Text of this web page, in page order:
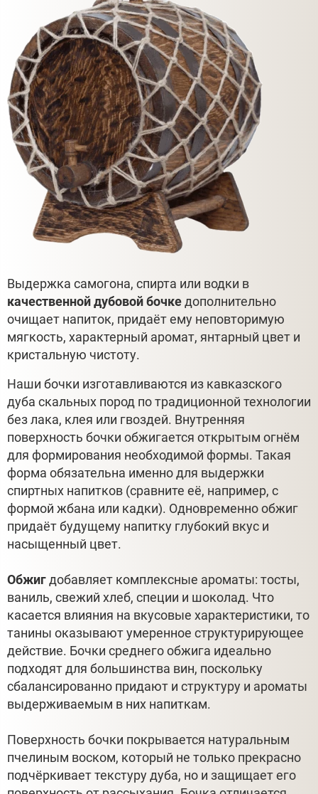
Выдержка самогона, спирта или водки в
качественной дубовой бочкедополнительно
очищает напиток, придаёт ему неповторимую
мягкость, характерный аромат, янтарный цвет и
кристальную чистоту.
Наши бочки изготавливаются из кавказского
дуба скальных пород по традиционной технологии
без лака, клея или гвоздей. Внутренняя
поверхность бочки обжигается открытым огнём
для формирования необходимой формы. Такая
форма обязательна именно для выдержки
спиртных напитков (сравните её, например, с
формой жбана или кадки). Одновременно обжиг
придаёт будущему напитку глубокий вкус и
насыщенный цвет.
Обжигдобавляет комплексные ароматы: тосты,
ваниль, свежий хлеб, специи и шоколад. Что
касается влияния на вкусовые характеристики, то
танины оказывают умеренное структурирующее
действие. Бочки среднего обжига идеально
подходят для большинства вин, поскольку
сбалансированно придают и структуру и ароматы
выдерживаемым в них напиткам.
Поверхность бочки покрывается натуральным
пчелиным воском, который не только прекрасно
подчёркивает текстуру дуба, но и защищает его